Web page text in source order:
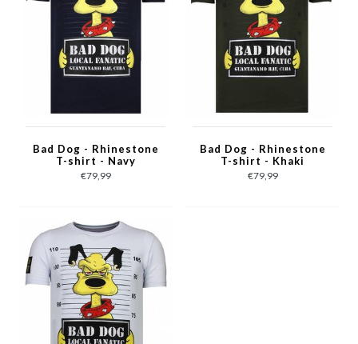
Bad Dog - Rhinestone
T-shirt - Navy
€79,99
Bad Dog - Rhinestone
T-shirt - Khaki
€79,99